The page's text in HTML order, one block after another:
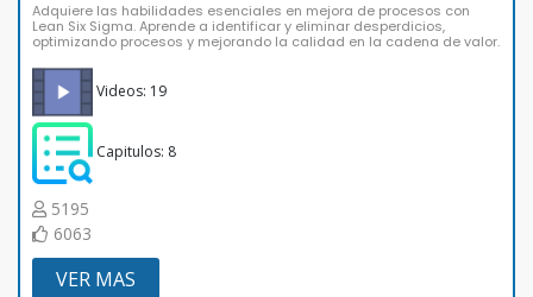
Adquiere las habilidades esenciales en mejora de procesos con
Lean Six Sigma. Aprende a identificar y eliminar desperdicios,
optimizando procesos y mejorando la calidad en la cadena de valor.
Videos: 19
Capitulos: 8
5195
6063
VER MAS